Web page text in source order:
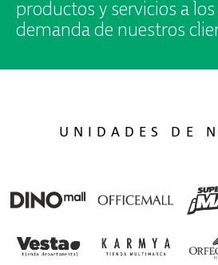
demanda de nuestros
UNIDADES DE